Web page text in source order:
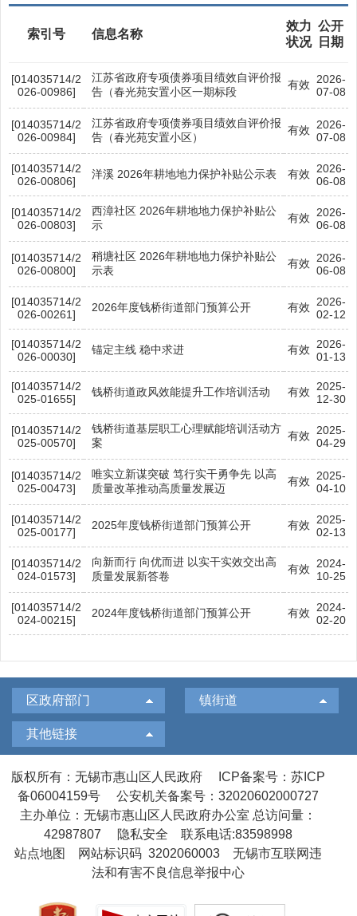
索引号 信息名称
效力
状况
公开
日期
[014035714/2
026-00986]
江苏省政府专项债券项目绩效自评价报
告（春光苑安置小区一期标段
有效
2026-
07-08
[014035714/2
026-00984]
江苏省政府专项债券项目绩效自评价报
告（春光苑安置小区）
有效
2026-
07-08
[014035714/2
026-00806]
洋溪 2026年耕地地力保护补贴公示表 有效
2026-
06-08
[014035714/2
026-00803]
西漳社区 2026年耕地地力保护补贴公
示
有效
2026-
06-08
[014035714/2
026-00800]
稍塘社区 2026年耕地地力保护补贴公
示表
有效
2026-
06-08
[014035714/2
026-00261]
2026年度钱桥街道部门预算公开 有效
2026-
02-12
[014035714/2
026-00030]
锚定主线 稳中求进 有效
2026-
01-13
[014035714/2
025-01655]
钱桥街道政风效能提升工作培训活动 有效
2025-
12-30
[014035714/2
025-00570]
钱桥街道基层职工心理赋能培训活动方
案
有效
2025-
04-29
[014035714/2
025-00473]
唯实立新谋突破 笃行实干勇争先 以高
质量改革推动高质量发展迈
有效
2025-
04-10
[014035714/2
025-00177]
2025年度钱桥街道部门预算公开 有效
2025-
02-13
[014035714/2
024-01573]
向新而行 向优而进 以实干实效交出高
质量发展新答卷
有效
2024-
10-25
[014035714/2
024-00215]
2024年度钱桥街道部门预算公开 有效
2024-
02-20
区政府部门 镇街道
其他链接
版权所有：无锡市惠山区人民政府
ICP备案号：苏ICP
备06004159号
公安机关备案号：32020602000727
主办单位：无锡市惠山区人民政府办公室 总访问量：
42987807
隐私安全
联系电话:83598998
站点地图
网站标识码 3202060003
无锡市互联网违
法和有害不良信息举报中心